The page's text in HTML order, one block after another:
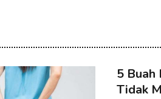
5 Buah
Tidak